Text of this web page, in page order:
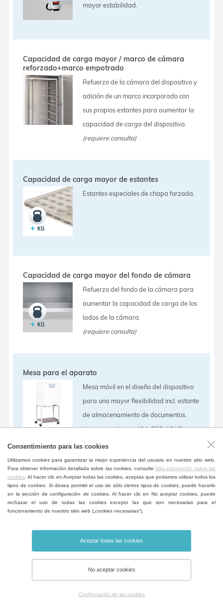
mayor estabilidad.
Capacidad de carga mayor / marco de cámara
reforzado+marco empotrado
Refuerzo de la cámara del dispositivo y
adición de un marco incorporado con
sus propios estantes para aumentar la
capacidad de carga del dispositivo.
(requiere consulta)
Capacidad de carga mayor de estantes
Estantes especiales de chapa forzada.
Capacidad de carga mayor del fondo de cámara
Refuerzo del fondo de la cámara para
aumentar la capacidad de carga de los
lados de la cámara.
(requiere consulta)
Mesa para el aparato
Mesa móvil en el diseño del dispositivo
para una mayor flexibilidad incl. estante
de almacenamiento de documentos.
(excepto volumen 404, 707, 1212)
Alarma de la puerta abierta
Alarma de puerta abierta, se puede
ajustar el tiempo de apertura.
Función de programación que permite
establecer la velocidad de aumento de
Consentimiento para las cookies
Utilizamos cookies para garantizar la mejor experiencia del usuario en nuestro sitio web.
Para obtener información detallada sobre las cookies, consulte Más información sobre las
cookies . Al hacer clic en Aceptar todas las cookies, aceptas que podamos utilizar todos los
tipos de cookies. Si desea permitir el uso de sólo ciertos tipos de cookies, puede hacerlo
en la sección de configuración de cookies. Al hacer clic en No aceptar cookies, puede
rechazar el uso de todas las cookies excepto las que son necesarias para el
funcionamiento de nuestro sitio web („cookies necesarias“).
Aceptar todas las cookies
No aceptar cookies
Configuración de las cookies